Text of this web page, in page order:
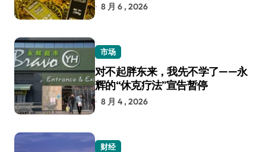
8 月 6 , 2026
市场
对不起胖东来，我先不学了——永
辉的“休克疗法”宣告暂停
8 月 4 , 2026
财经